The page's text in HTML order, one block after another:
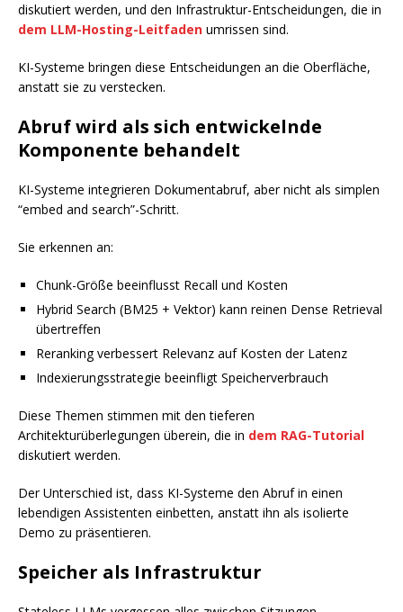
diskutiert werden, und den Infrastruktur-Entscheidungen, die in
dem LLM-Hosting-Leitfaden umrissen sind.
KI-Systeme bringen diese Entscheidungen an die Oberfläche,
anstatt sie zu verstecken.
Abruf wird als sich entwickelnde
Komponente behandelt
KI-Systeme integrieren Dokumentabruf, aber nicht als simplen
“embed and search”-Schritt.
Sie erkennen an:
Chunk-Größe beeinflusst Recall und Kosten
Hybrid Search (BM25 + Vektor) kann reinen Dense Retrieval
übertreffen
Reranking verbessert Relevanz auf Kosten der Latenz
Indexierungsstrategie beeinfligt Speicherverbrauch
Diese Themen stimmen mit den tieferen
Architekturüberlegungen überein, die in dem RAG-Tutorial
diskutiert werden.
Der Unterschied ist, dass KI-Systeme den Abruf in einen
lebendigen Assistenten einbetten, anstatt ihn als isolierte
Demo zu präsentieren.
Speicher als Infrastruktur